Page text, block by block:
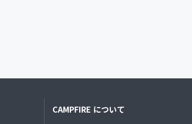
CAMPFIRE について